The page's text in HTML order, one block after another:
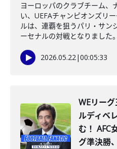
ヨーロッパのクラブチーム、
い、UEFAチャンピオンズリ
ルは、連覇を狙うパリ・サン
ーセナルの対戦となりました
2026.05.22|00:05:33
WEリー
ルディベ
む！ AFC
グ準決勝